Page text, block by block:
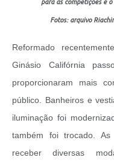
para as competições é
Fotos: arquivo
Reformado
Ginásio Califórnia
proporcionaram mais
público. Banheiros e
iluminação foi
também foi trocado.
receber diversas